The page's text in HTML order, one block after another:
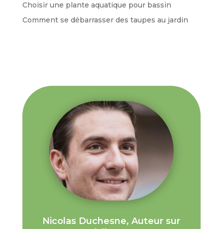
Choisir une plante aquatique pour bassin
Comment se débarrasser des taupes au jardin
Nicolas Duchesne, Auteur sur